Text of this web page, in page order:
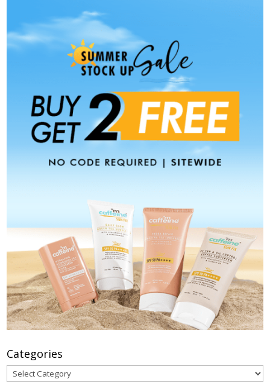
Categories
Categories